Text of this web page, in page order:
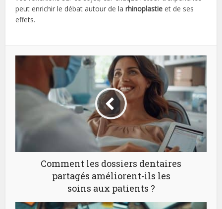
peut enrichir le débat autour de larhinoplastie et de ses
effets.
Comment les dossiers dentaires
partagés améliorent-ils les
soins aux patients ?